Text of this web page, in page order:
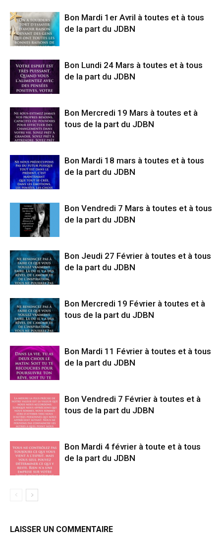
Bon Mardi 1er Avril à toutes et à tous
de la part du JDBN
Bon Lundi 24 Mars à toutes et à tous
de la part du JDBN
Bon Mercredi 19 Mars à toutes et à
tous de la part du JDBN
Bon Mardi 18 mars à toutes et à tous
de la part du JDBN
Bon Vendredi 7 Mars à toutes et à tous
de la part du JDBN
Bon Jeudi 27 Février à toutes et à tous
de la part du JDBN
Bon Mercredi 19 Février à toutes et à
tous de la part du JDBN
Bon Mardi 11 Février à toutes et à tous
de la part du JDBN
Bon Vendredi 7 Février à toutes et à
tous de la part du JDBN
Bon Mardi 4 février à toute et à tous
de la part du JDBN
LAISSER UN COMMENTAIRE